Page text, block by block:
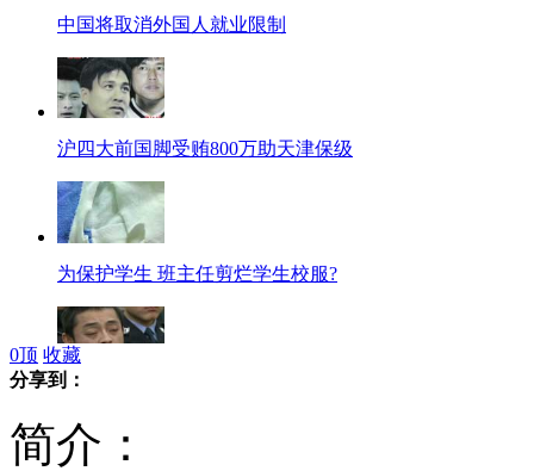
中国将取消外国人就业限制
沪四大前国脚受贿800万助天津保级
为保护学生 班主任剪烂学生校服?
0顶 收藏
分享到：
简介：